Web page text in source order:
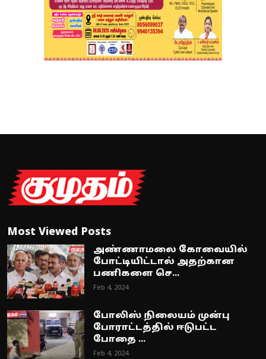
Most Viewed Posts
அண்ணாமலை கோவையில்
போட்டியிட்டால் அதற்கான
பணிகளை செ...
Feb 4, 2024
போலிஸ் நிலையம் முன்பு
போராட்டத்தில் ஈடுபட்ட
போதை ...
Feb 4, 2024